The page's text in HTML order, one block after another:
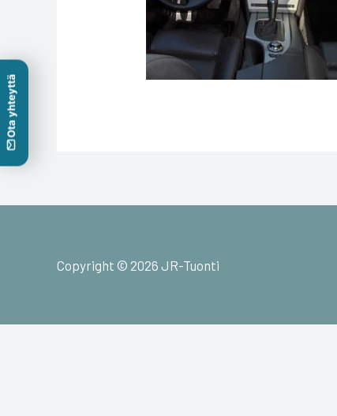
Copyright © 2026 JR-Tuonti
Ota yhteyttä